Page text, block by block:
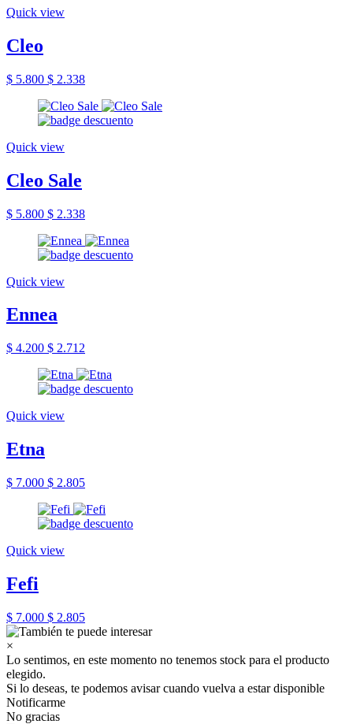
Quick view
Cleo
$ 5.800 $ 2.338
Quick view
Cleo Sale
$ 5.800 $ 2.338
Quick view
Ennea
$ 4.200 $ 2.712
Quick view
Etna
$ 7.000 $ 2.805
Quick view
Fefi
$ 7.000 $ 2.805
×
Lo sentimos, en este momento no tenemos stock para el producto
elegido.
Si lo deseas, te podemos avisar cuando vuelva a estar disponible
Notificarme
No gracias